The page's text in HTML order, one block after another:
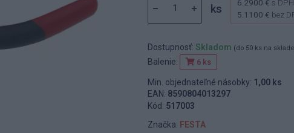
ks 6.2900 € s DPH
5.1100 € bez
Dostupnosť: Skladom (do 50 ks na
Balenie: 6 ks
Min. objednateľné násobky: 1,00 ks
EAN: 8590804013297
Kód: 517003
Značka: FESTA